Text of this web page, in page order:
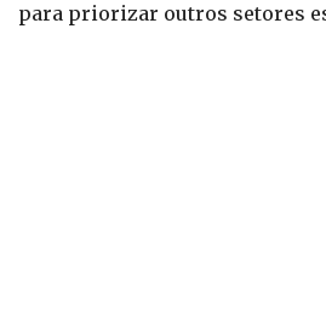
para priorizar outros setores